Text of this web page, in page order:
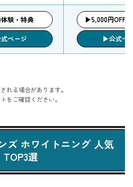
験・特典
ページ
▶︎5,000円OFF
▶︎公式ペ
れる場合があります。
をご確認ください。
ズ ホワイトニング 人気
TOP3選